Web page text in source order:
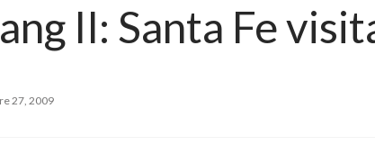
II: Santa Fe
27, 2009